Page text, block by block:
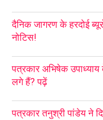
दैनिक जागरण के हरदोई
नोटिस!
पत्रकार अभिषेक
लगे हैं? पढ़ें
पत्रकार तनुश्री पांडेय ने